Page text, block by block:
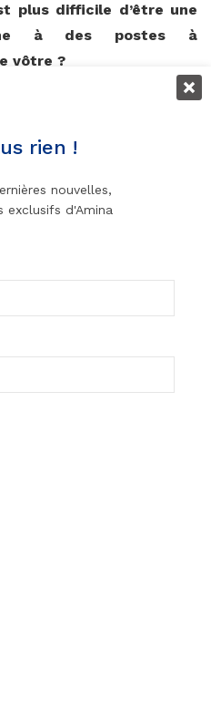
plus difficile d’être une
à des postes à
vôtre ?
pas de différence.
plus de trente ans, il était
à des postes à
je me batte, et surtout
à faire pour arriver à
de mes supérieurs
d’aujourd’hui ont
leurs compétences.
vous faire
épouses, leurs sœurs et
prendre conscience de
d’avoir confiance
la femme africaine
hommes. A l’heure
avons besoin hommes et
efforts, ne serait-ce que
rien !
nouvelles,
exclusifs d'Amina